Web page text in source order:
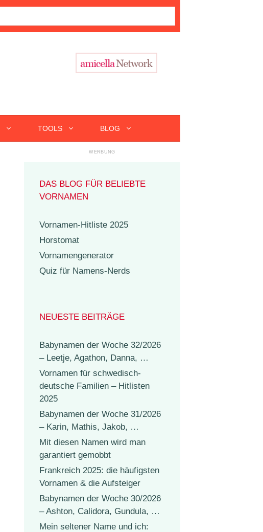
TOOLS BLOG
DAS BLOG FÜR BELIEBTE
VORNAMEN
Vornamen-Hitliste 2025
Horstomat
Vornamengenerator
Quiz für Namens-Nerds
NEUESTE BEITRÄGE
Babynamen der Woche 32/2026
– Leetje, Agathon, Danna, …
Vornamen für schwedisch-
deutsche Familien – Hitlisten
2025
Babynamen der Woche 31/2026
– Karin, Mathis, Jakob, …
Mit diesen Namen wird man
garantiert gemobbt
Frankreich 2025: die häufigsten
Vornamen & die Aufsteiger
Babynamen der Woche 30/2026
– Ashton, Calidora, Gundula, …
Mein seltener Name und ich: